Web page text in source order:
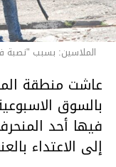
الملاسين: بسبب
عاشت منطقة
بالسوق
فيها أحد
إلى الاعتداء